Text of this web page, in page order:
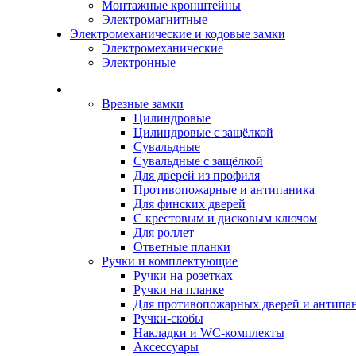
Монтажные кронштейны
Электромагнитные
Электромеханические и кодовые замки
Электромеханические
Электронные
Врезные замки
Цилиндровые
Цилиндровые с защёлкой
Сувальдные
Сувальдные с защёлкой
Для дверей из профиля
Противопожарные и антипаника
Для финских дверей
С крестовым и дисковым ключом
Для роллет
Ответные планки
Ручки и комплектующие
Ручки на розетках
Ручки на планке
Для противопожарных дверей и
Ручки-скобы
Накладки и WC-комплекты
Аксессуары